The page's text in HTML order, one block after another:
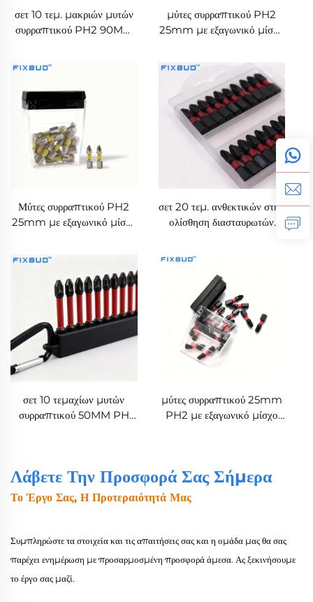
σετ 10 τεμ. μακριών μυτών
συρραπτικού PH2 90MM
μύτες συρραπτικού PH2
25mm με εξαγωνικό μίσχο
Μύτες συρραπτικού PH2
25mm με εξαγωνικό μίσχο
σετ 20 τεμ. ανθεκτικών στην
ολίσθηση διασταυρωτών
μαγνητικές από χάλυβα S2,
1/4''
σετ 10 τεμαχίων μυτών
συρραπτικού 50MM PH
μύτες συρραπτικού 25mm
PH2 με εξαγωνικό μίσχο
Λάβετε Την Προσφορά Σας Σήμερα
Το Έργο Σας, Η Προτεραιότητά Μας
Συμπληρώστε τα στοιχεία και τις απαιτήσεις σας και η ομάδα μας θα σας
παρέχει ενημέρωση με προσαρμοσμένη προσφορά άμεσα. Ας ξεκινήσουμε
το έργο σας μαζί.